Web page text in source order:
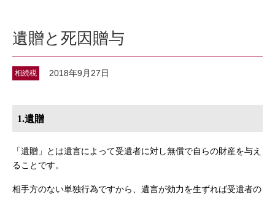
遺贈と死因贈与
相続税 2018年9月27日
1.遺贈
「遺贈」とは遺言によって受遺者に対し無償で自らの財産を与え
ることです。
相手方のない単独行為ですから、遺言が効力を生ずれば受遺者の